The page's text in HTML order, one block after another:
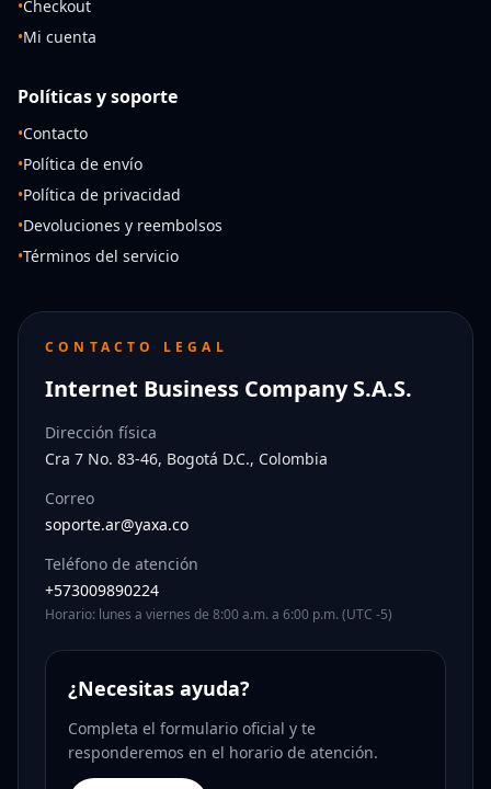
•Checkout
•Mi cuenta
Políticas y soporte
•Contacto
•Política de envío
•Política de privacidad
•Devoluciones y reembolsos
•Términos del servicio
CONTACTO LEGAL
Internet Business Company S.A.S.
Dirección física
Cra 7 No. 83-46, Bogotá D.C., Colombia
Correo
soporte.ar@yaxa.co
Teléfono de atención
+573009890224
Horario: lunes a viernes de 8:00 a.m. a 6:00 p.m. (UTC -5)
¿Necesitas ayuda?
Completa el formulario oficial y te
responderemos en el horario de atención.